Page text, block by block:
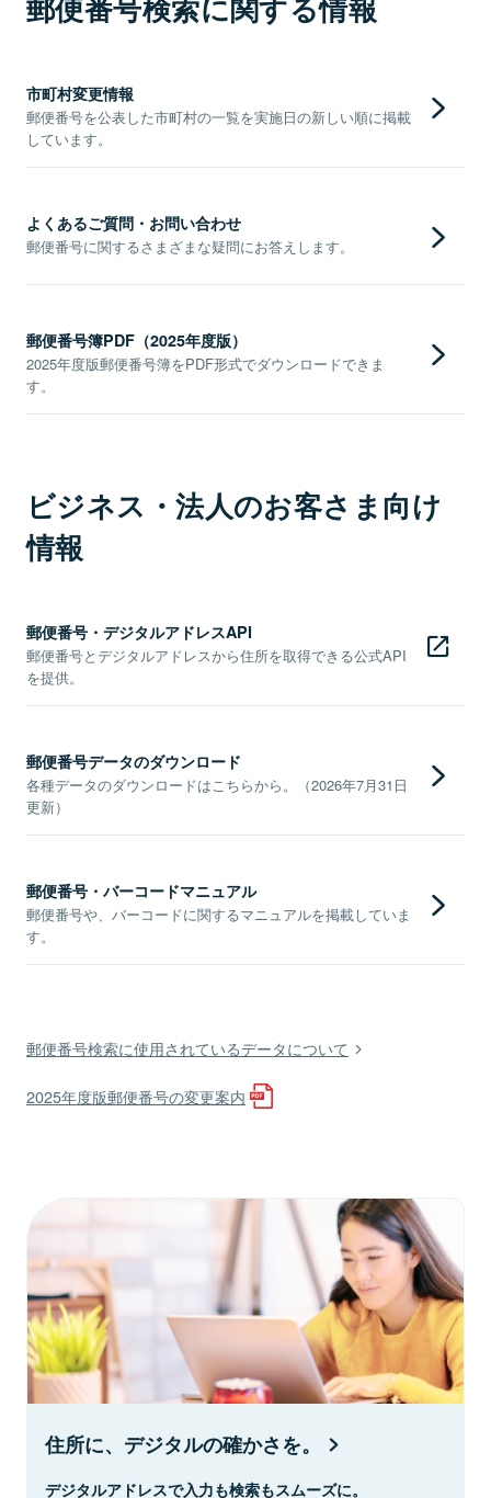
郵便番号検索に関する情報
市町村変更情報
郵便番号を公表した市町村の一覧を実施日の新しい順に掲載
しています。
よくあるご質問・お問い合わせ
郵便番号に関するさまざまな疑問にお答えします。
郵便番号簿PDF（2025年度版）
2025年度版郵便番号簿をPDF形式でダウンロードできま
す。
ビジネス・法人のお客さま向け
情報
郵便番号・デジタルアドレスAPI
郵便番号とデジタルアドレスから住所を取得できる公式API
を提供。
郵便番号データのダウンロード
各種データのダウンロードはこちらから。（2026年7月31日
更新）
郵便番号・バーコードマニュアル
郵便番号や、バーコードに関するマニュアルを掲載していま
す。
郵便番号検索に使用されているデータについて
2025年度版郵便番号の変更案内
住所に、デジタルの確かさを。
デジタルアドレスで入力も検索もスムーズに。